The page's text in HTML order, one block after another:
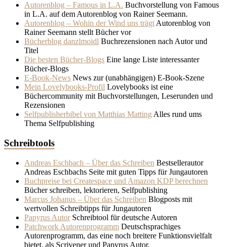
Autorenblog – Famous in L.A. Buchvorstellung von Famous
in L.A. auf dem Autorenblog von Rainer Seemann.
Autorenblog – Wohin der Wind uns trägt Autorenblog von
Rainer Seemann stellt Bücher vor
Bücherblog danzlmoidl Buchrezensionen nach Autor und
Titel
Die besten Bücher-Blogs Eine lange Liste interessanter
Bücher-Blogs
E-Book-News News zur (unabhängigen) E-Book-Szene
Mein Lovelybooks-Profil Lovelybooks ist eine
Büchercommunity mit Buchvorstellungen, Leserunden und
Rezensionen
Selfpublisherbibel von Matthias Matting Alles rund ums
Thema Selfpublishing
Schreibtools
Andreas Eschbach – Über das Schreiben Bestsellerautor
Andreas Eschbachs Seite mit guten Tipps für Jungautoren
Buchpreise bei Createspace und Amazon KDP berechnen
Bücher schreiben, lektorieren, Selfpublishing
Marcus Johanus – Über das Schreiben Blogposts mit
wertvollen Schreibtipps für Jungautoren
Papyrus AutorSchreibtool für deutsche Autoren
Patchwork Autorenprogramm Deutschsprachiges
Autorenprogramm, das eine noch breitere Funktionsvielfalt
bietet, als Scrivener und Papyrus Autor.